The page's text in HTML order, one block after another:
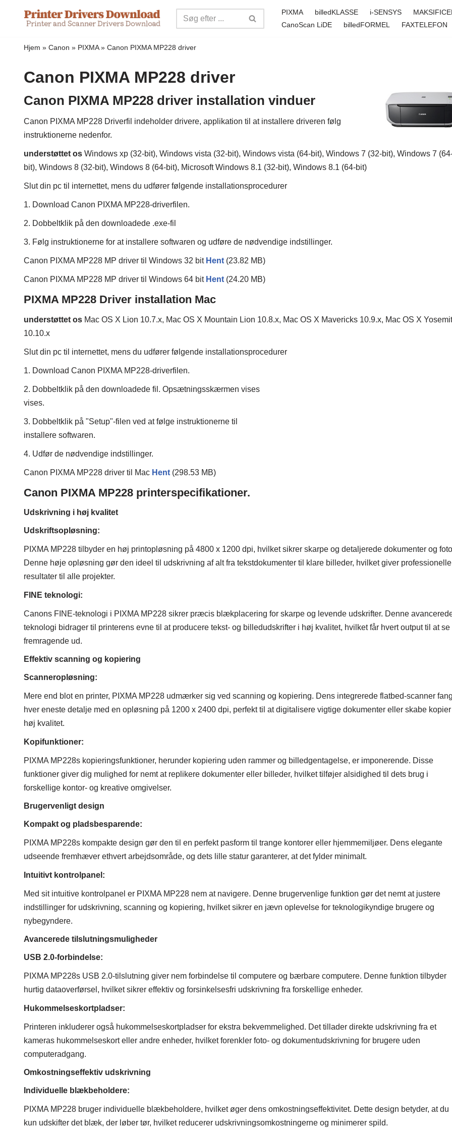
Spring
PIXMA billedKLASSE i-SENSYS
CanoScan LiDE
billedFORMEL FAXTELEFON
Hjem » Canon » PIXMA» Canon PIXMA MP228 driver
Canon PIXMA MP228 driver
Canon PIXMA MP228 driver installation vinduer
Canon PIXMA MP228 Driverfil indeholder drivere, applikation til at installere driveren følg
instruktionerne nedenfor.
understøttet os Windows xp (32-bit), Windows vista (32-bit), Windows vista (64-bit), Windows 7 (32-bit), Windows 7
bit), Windows 8 (32-bit), Windows 8 (64-bit), Microsoft Windows 8.1 (32-bit), Windows 8.1 (64-bit)
Slut din pc til internettet, mens du udfører følgende installationsprocedurer
1. Download Canon PIXMA MP228-driverfilen.
2. Dobbeltklik på den downloadede .exe-fil
3. Følg instruktionerne for at installere softwaren og udføre de nødvendige indstillinger.
Canon PIXMA MP228 MP driver til Windows 32 bit Hent (23.82 MB)
Canon PIXMA MP228 MP driver til Windows 64 bit Hent (24.20 MB)
PIXMA MP228 Driver installation Mac
understøttet os Mac OS X Lion 10.7.x, Mac OS X Mountain Lion 10.8.x, Mac OS X Mavericks 10.9.x, Mac OS X
10.10.x
Slut din pc til internettet, mens du udfører følgende installationsprocedurer
1. Download Canon PIXMA MP228-driverfilen.
2. Dobbeltklik på den downloadede fil. Opsætningsskærmen vises
vises.
3. Dobbeltklik på "Setup"-filen ved at følge instruktionerne til
installere softwaren.
4. Udfør de nødvendige indstillinger.
Canon PIXMA MP228 driver til Mac Hent (298.53 MB)
Canon PIXMA MP228 printerspecifikationer.
Udskrivning i høj kvalitet
Udskriftsopløsning:
PIXMA MP228 tilbyder en høj printopløsning på 4800 x 1200 dpi, hvilket sikrer skarpe og detaljerede dokumenter og
Denne høje opløsning gør den ideel til udskrivning af alt fra tekstdokumenter til klare billeder, hvilket giver professionelle
resultater til alle projekter.
FINE teknologi:
Canons FINE-teknologi i PIXMA MP228 sikrer præcis blækplacering for skarpe og levende udskrifter. Denne
teknologi bidrager til printerens evne til at producere tekst- og billedudskrifter i høj kvalitet, hvilket får hvert output til at se
fremragende ud.
Effektiv scanning og kopiering
Scanneropløsning:
Mere end blot en printer, PIXMA MP228 udmærker sig ved scanning og kopiering. Dens integrerede flatbed-scanner
hver eneste detalje med en opløsning på 1200 x 2400 dpi, perfekt til at digitalisere vigtige dokumenter eller skabe
høj kvalitet.
Kopifunktioner:
PIXMA MP228s kopieringsfunktioner, herunder kopiering uden rammer og billedgentagelse, er imponerende. Disse
funktioner giver dig mulighed for nemt at replikere dokumenter eller billeder, hvilket tilføjer alsidighed til dets brug i
forskellige kontor- og kreative omgivelser.
Brugervenligt design
Kompakt og pladsbesparende:
PIXMA MP228s kompakte design gør den til en perfekt pasform til trange kontorer eller hjemmemiljøer. Dens elegante
udseende fremhæver ethvert arbejdsområde, og dets lille statur garanterer, at det fylder minimalt.
Intuitivt kontrolpanel:
Med sit intuitive kontrolpanel er PIXMA MP228 nem at navigere. Denne brugervenlige funktion gør det nemt at justere
indstillinger for udskrivning, scanning og kopiering, hvilket sikrer en jævn oplevelse for teknologikyndige brugere og
nybegyndere.
Avancerede tilslutningsmuligheder
USB 2.0-forbindelse:
PIXMA MP228s USB 2.0-tilslutning giver nem forbindelse til computere og bærbare computere. Denne funktion tilbyder
hurtig dataoverførsel, hvilket sikrer effektiv og forsinkelsesfri udskrivning fra forskellige enheder.
Hukommelseskortpladser:
Printeren inkluderer også hukommelseskortpladser for ekstra bekvemmelighed. Det tillader direkte udskrivning fra et
kameras hukommelseskort eller andre enheder, hvilket forenkler foto- og dokumentudskrivning for brugere uden
computeradgang.
Omkostningseffektiv udskrivning
Individuelle blækbeholdere:
PIXMA MP228 bruger individuelle blækbeholdere, hvilket øger dens omkostningseffektivitet. Dette design betyder, at du
kun udskifter det blæk, der løber tør, hvilket reducerer udskrivningsomkostningerne og minimerer spild.